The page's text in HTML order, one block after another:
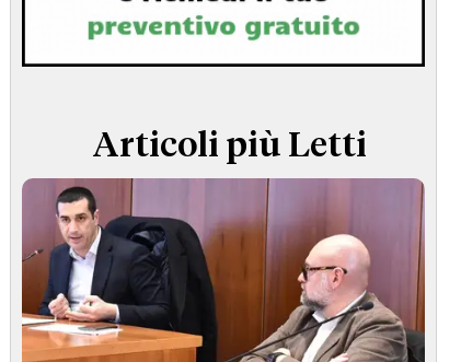
TERMINI e CONDIZIONI
Articoli più Letti